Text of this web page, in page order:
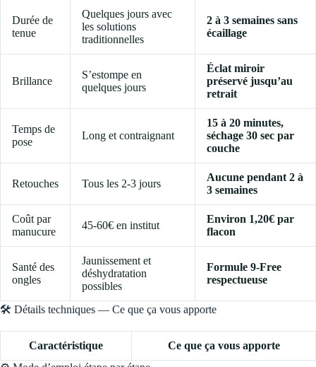
Durée de
tenue
Quelques jours avec
les solutions
traditionnelles
2 à 3 semaines sans
écaillage
Brillance
S’estompe en
quelques jours
Éclat miroir
préservé jusqu’au
retrait
Temps de
pose
Long et contraignant
15 à 20 minutes,
séchage 30 sec par
couche
Retouches Tous les 2-3 jours
Aucune pendant 2 à
3 semaines
Coût par
manucure
45-60€ en institut
Environ 1,20€ par
flacon
Santé des
ongles
Jaunissement et
déshydratation
possibles
Formule 9-Free
respectueuse
🛠️ Détails techniques — Ce que ça vous apporte
Caractéristique
Ce que ça vous apporte